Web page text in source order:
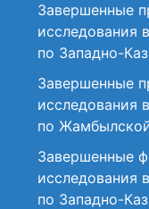
Завершенные
исследования
по Западно-
Завершенные
исследования
по
Завершенные
исследования
по Западно-